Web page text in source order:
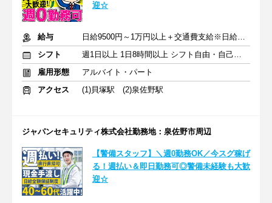
迎☆
給与
日給9500円～1万円以上＋交通費支給※日給全額保障あり
シフト
週1日以上 1日8時間以上 シフト自由・自己申告
雇用形態
アルバイト・パート
アクセス
(1)貝塚駅 (2)泉佐野駅
ジャパンセキュリティ株式会社勤務地：泉佐野市周辺
【警備スタッフ】＼週0勤務OK／今スグ稼げ
る！週払い＆即日勤務可◎警備未経験も大歓
迎☆